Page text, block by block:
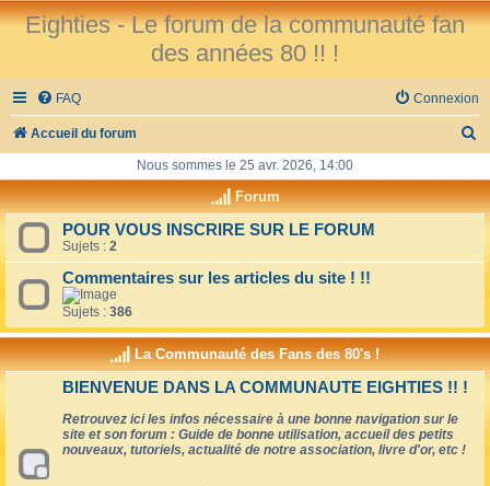
Eighties - Le forum de la communauté fan
des années 80 !! !
FAQ Connexion
Accueil du forum
h
h
e
Nous sommes le 25 avr. 2026, 14:00
Forum
POUR VOUS INSCRIRE SUR LE FORUM
Sujets : 2
Commentaires sur les articles du site ! !!
Sujets : 386
La Communauté des Fans des 80's !
BIENVENUE DANS LA COMMUNAUTE EIGHTIES !! !
Retrouvez ici les infos nécessaire à une bonne navigation sur le
site et son forum : Guide de bonne utilisation, accueil des petits
nouveaux, tutoriels, actualité de notre association, livre d'or, etc !